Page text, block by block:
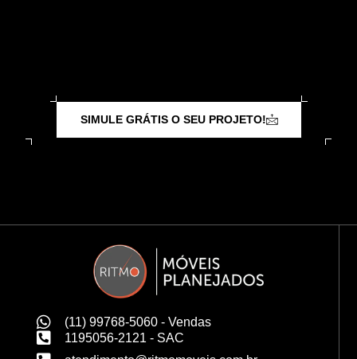
SIMULE GRÁTIS O SEU PROJETO!
(11) 99768-5060 - Vendas
1195056-2121 - SAC